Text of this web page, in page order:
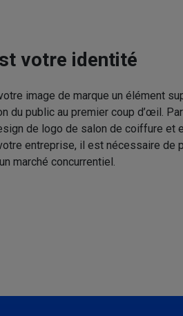
votre identité
image de marque un élément
du public au premier coup d’œil.
de logo de salon de coiffure et
entreprise, il est nécessaire de
marché concurrentiel.